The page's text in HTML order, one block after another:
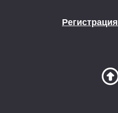
Регистрация